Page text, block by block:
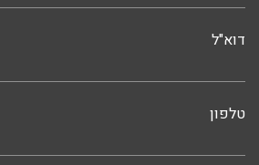
דוא"ל
טלפון